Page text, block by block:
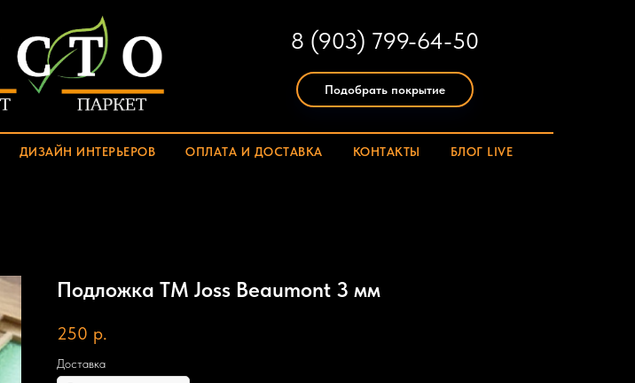
8 (903) 799-64-50
Подобрать покрытие
ДИЗАЙН ИНТЕРЬЕРОВ ОПЛАТА И ДОСТАВКА КОНТАКТЫ БЛОГ LIVE
Подложка TM Joss Beaumont 3 мм
250 р.
Доставка